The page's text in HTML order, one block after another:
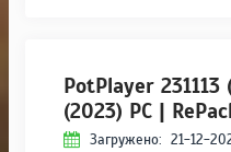
PotPlayer 231113
(2023) PC |
Загружено: 21-12-